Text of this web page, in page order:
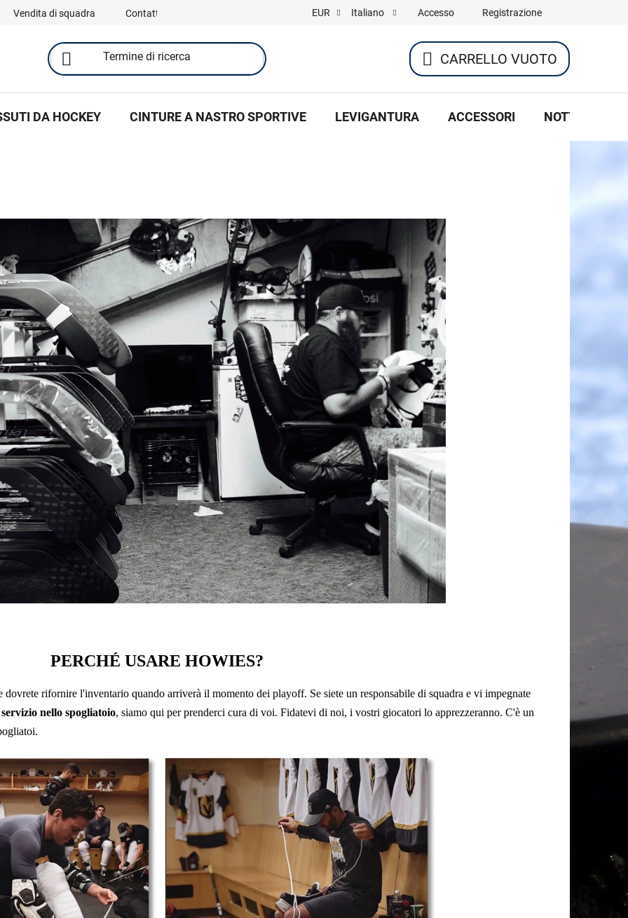
Vendita di squadra Contatti EUR Italiano Accesso Registrazione
CARRELLO
DELLA
CARRELLO VUOTO
DA HOCKEY CINTURE A NASTRO SPORTIVE LEVIGANTURA ACCESSORI NOTTE DI
PERCHÉ USARE HOWIES?
dovrete rifornire l'inventario quando arriverà il momento dei playoff. Se siete un responsabile di squadra e vi impegnate
servizio nello spogliatoio, siamo qui per prenderci cura di voi. Fidatevi di noi, i vostri giocatori lo apprezzeranno. C'è un